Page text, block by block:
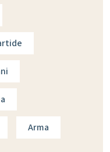
Arma